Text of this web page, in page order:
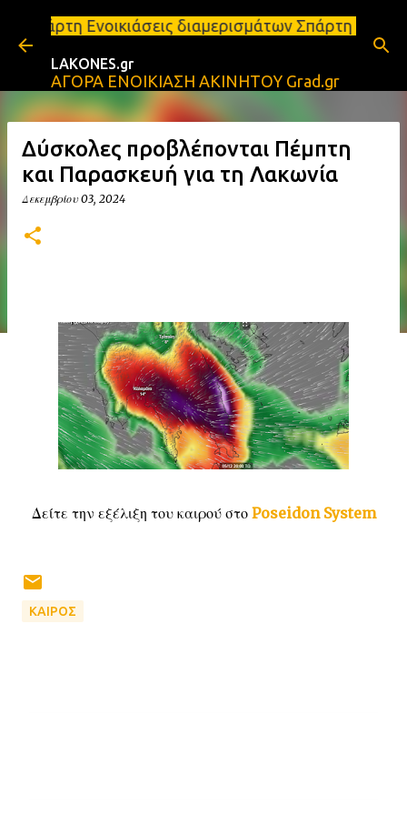
Μετάβαση στο κύριο περιεχόμενο
διαμερισμάτων Σπάρτη και Λακωνία
LAKONES.gr
ΑΓΟΡΑ ΕΝΟΙΚΙΑΣΗ ΑΚΙΝΗΤΟΥ Grad.gr
Δύσκολες προβλέπονται Πέμπτη
και Παρασκευή για τη Λακωνία
Δεκεμβρίου 03, 2024
Δείτε την εξέλιξη του καιρού στοPoseidon System
ΚΑΙΡΟΣ